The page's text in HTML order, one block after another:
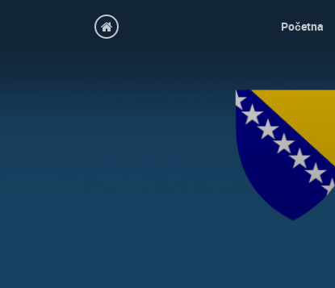
Početna